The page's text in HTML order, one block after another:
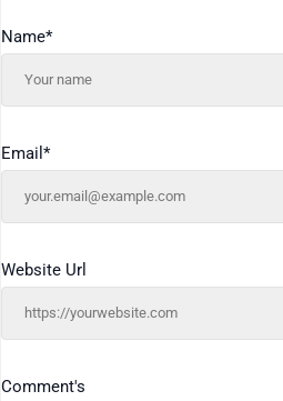
Comment's
Name*
Email *
Website Url